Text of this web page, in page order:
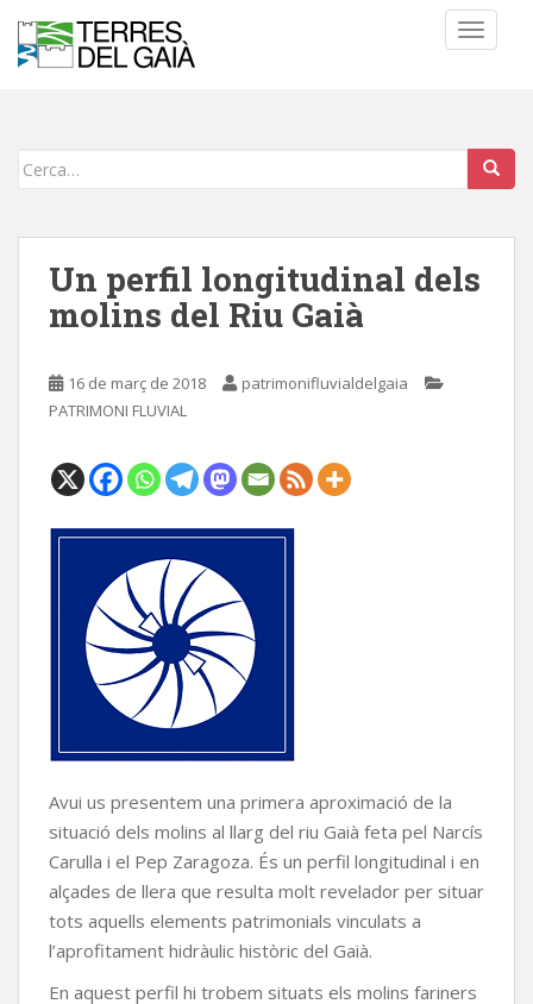
Cerca:
Un perfil longitudinal dels
molins del Riu Gaià
16 de març de 2018
patrimonifluvialdelgaia
PATRIMONI FLUVIAL
Avui us presentem una primera aproximació de la
situació dels molins al llarg del riu Gaià feta pel Narcís
Carulla i el Pep Zaragoza. És un perfil longitudinal i en
alçades de llera que resulta molt revelador per situar
tots aquells elements patrimonials vinculats a
l’aprofitament hidràulic històric del Gaià.
En aquest perfil hi trobem situats els molins fariners